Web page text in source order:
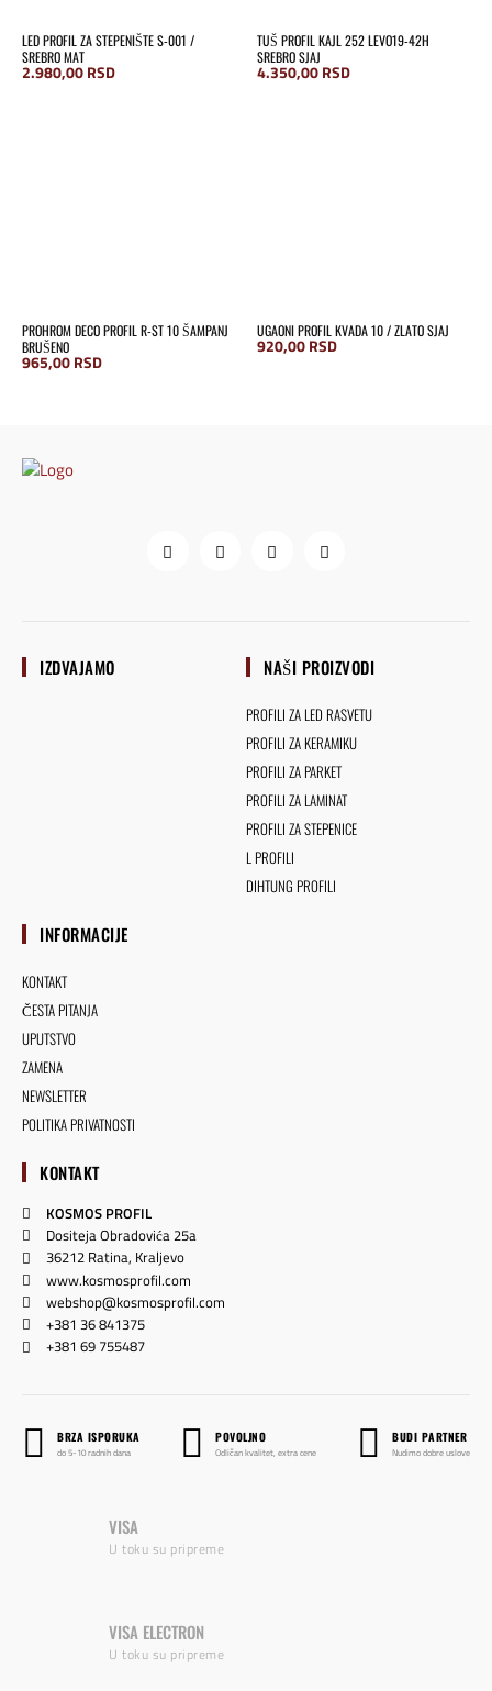
LED PROFIL ZA STEPENIŠTE S-001 /
SREBRO MAT
2.980,00RSD
TUŠ PROFIL KAJL 252 LEVO19-42H
SREBRO SJAJ
4.350,00RSD
PROHROM DECO PROFIL R-ST 10 ŠAMPANJ
BRUŠENO
965,00RSD
UGAONI PROFIL KVADA 10 / ZLATO SJAJ
920,00RSD
IZDVAJAMO NAŠI PROIZVODI
PROFILI ZA LED RASVETU
PROFILI ZA KERAMIKU
PROFILI ZA PARKET
PROFILI ZA LAMINAT
PROFILI ZA STEPENICE
L PROFILI
DIHTUNG PROFILI
INFORMACIJE
KONTAKT
ČESTA PITANJA
UPUTSTVO
ZAMENA
NEWSLETTER
POLITIKA PRIVATNOSTI
KONTAKT
KOSMOS PROFIL
Dositeja Obradovića 25a
36212 Ratina, Kraljevo
www.kosmosprofil.com
webshop@kosmosprofil.com
+381 36 841375
+381 69 755487
BRZA ISPORUKA
do 5-10 radnih dana
POVOLJNO
Odličan kvalitet, extra cene
BUDI PARTNER
Nudimo dobre uslove
VISA
U toku su pripreme
VISA ELECTRON
U toku su pripreme